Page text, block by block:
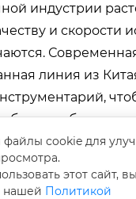
индустрии
и скорости
линия из
гибким и
экономики.
парк
cookie для
этот сайт, вы
нашей Политикой